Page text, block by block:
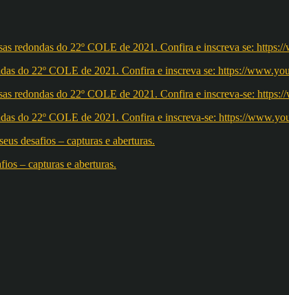
do 22º COLE de 2021. Confira e inscreva se: https://
do 22º COLE de 2021. Confira e inscreva-se: https://
– capturas e aberturas.